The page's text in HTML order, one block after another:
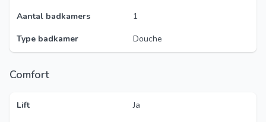
Aantal badkamers
1
Type badkamer
Douche
Comfort
Lift
Ja